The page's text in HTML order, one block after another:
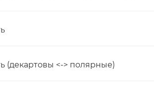
(декартовы <-> полярные)